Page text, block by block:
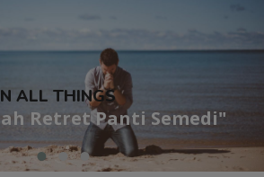
ALL THINGS
Retret Panti Semedi"